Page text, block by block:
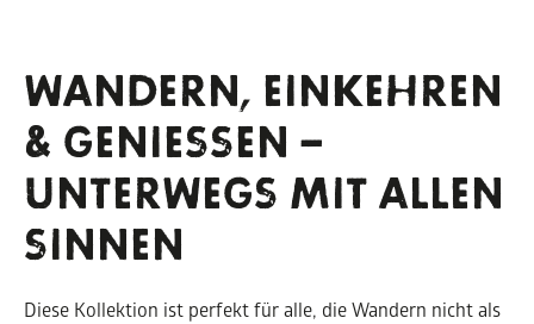
WANDERN, EINKEHREN
& GENIESSEN – U
NTERWEGS MIT ALLEN S
INNEN
Diese Kollektion ist perfekt für alle, die Wandern nicht als